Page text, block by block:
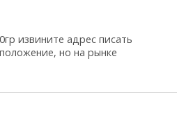
извините адрес писать
но на рынке